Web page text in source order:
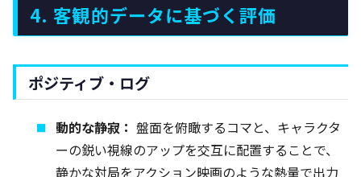
4. 客観的データに基づく評価
ポジティブ・ログ
動的な静寂： 盤面を俯瞰するコマと、キャラクタ
ーの鋭い視線のアップを交互に配置することで、
静かな対局をアクション映画のような熱量で出力